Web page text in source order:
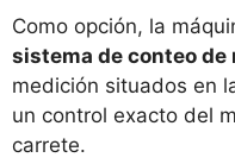
Como opción, la
sistema de conteo de
medición situados en
un control exacto del
carrete.